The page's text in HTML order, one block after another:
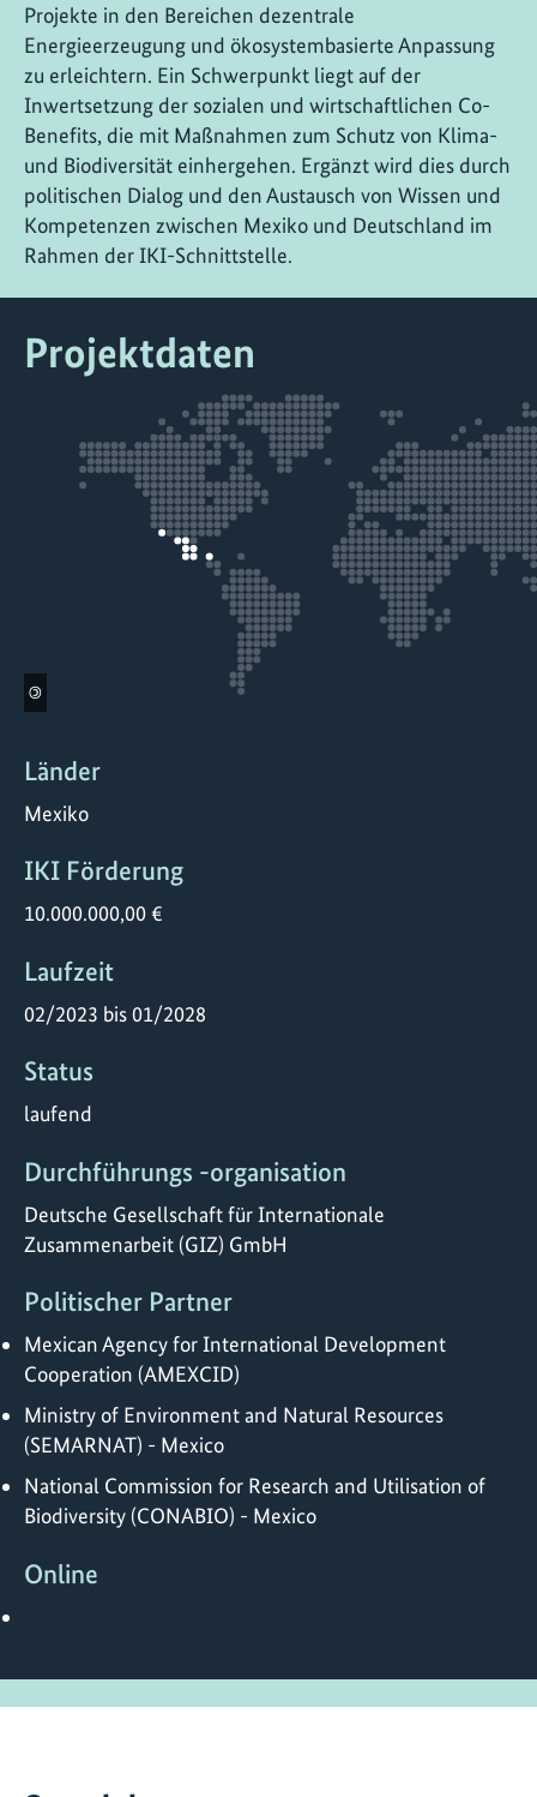
Projekte in den Bereichen dezentrale
Energieerzeugung und ökosystembasierte Anpassung
zu erleichtern. Ein Schwerpunkt liegt auf der
Inwertsetzung der sozialen und wirtschaftlichen Co-
Benefits, die mit Maßnahmen zum Schutz von Klima-
und Biodiversität einhergehen. Ergänzt wird dies durch
politischen Dialog und den Austausch von Wissen und
Kompetenzen zwischen Mexiko und Deutschland im
Rahmen der IKI-Schnittstelle.
Projektdaten
©
Länder
Mexiko
IKI Förderung
10.000.000,00 €
Laufzeit
02/2023 bis 01/2028
Status
laufend
Durchführungs -organisation
Deutsche Gesellschaft für Internationale
Zusammenarbeit (GIZ) GmbH
Politischer Partner
Mexican Agency for International Development
Cooperation (AMEXCID)
Ministry of Environment and Natural Resources
(SEMARNAT) - Mexico
National Commission for Research and Utilisation of
Biodiversity (CONABIO) - Mexico
Online